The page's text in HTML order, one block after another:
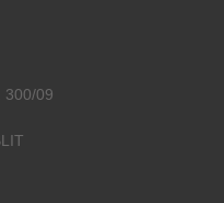
300/09